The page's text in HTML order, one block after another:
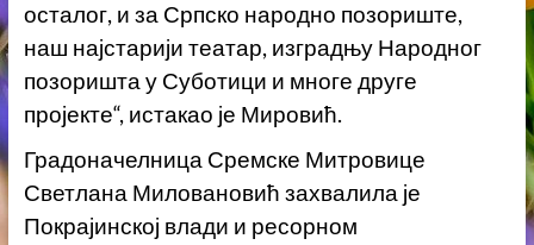
осталог, и за Српско народно позориште,
наш најстарији театар, изградњу Народног
позоришта у Суботици и многе друге
пројекте“, истакао је Мировић.
Градоначелница Сремске Митровице
Светлана Миловановић захвалила је
Покрајинској влади и ресорном